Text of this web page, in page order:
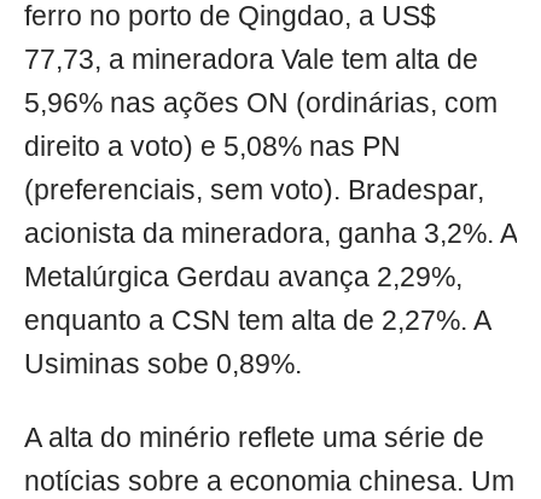
ferro no porto de Qingdao, a US$
77,73, a mineradora Vale tem alta de
5,96% nas ações ON (ordinárias, com
direito a voto) e 5,08% nas PN
(preferenciais, sem voto). Bradespar,
acionista da mineradora, ganha 3,2%. A
Metalúrgica Gerdau avança 2,29%,
enquanto a CSN tem alta de 2,27%. A
Usiminas sobe 0,89%.
A alta do minério reflete uma série de
notícias sobre a economia chinesa. Um